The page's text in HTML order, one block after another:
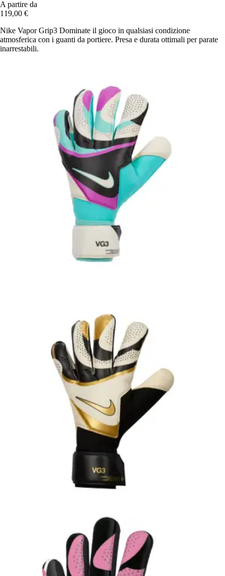
A partire da
119,00 €
Nike Vapor Grip3 Dominate il gioco in qualsiasi condizione
atmosferica con i guanti da portiere. Presa e durata ottimali per parate
inarrestabili.